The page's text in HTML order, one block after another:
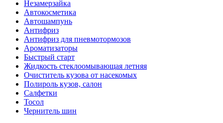
Незамерзайка
Автокосметика
Автошампунь
Антифриз
Антифриз для пневмотормозов
Ароматизаторы
Быстрый старт
Жидкость стеклоомывающая летняя
Очиститель кузова от насекомых
Полироль кузов, салон
Салфетки
Тосол
Чернитель шин